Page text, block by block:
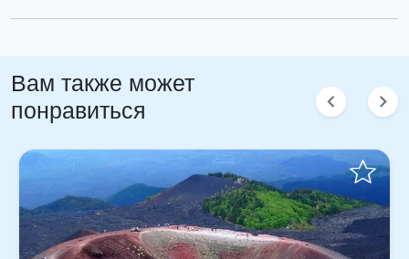
Вам также может
понравиться
chevron_left chevron_right